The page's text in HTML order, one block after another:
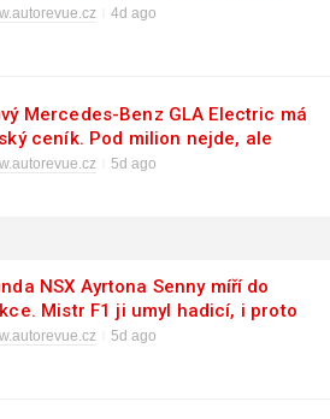
garáž
4d ago
Mercedes-Benz GLA Electric má
ceník. Pod milion nejde, ale
ani dojezdem nešetří
5d ago
NSX Ayrtona Senny míří do
Mistr F1 ji umyl hadicí, i proto
stát majlant5d ago